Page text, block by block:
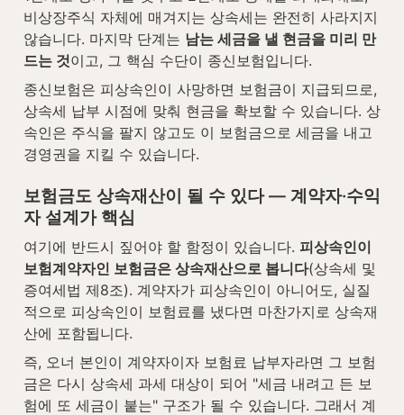
비상장주식 자체에 매겨지는 상속세는 완전히 사라지지
않습니다. 마지막 단계는 남는 세금을 낼 현금을 미리 만
드는 것이고, 그 핵심 수단이 종신보험입니다.
종신보험은 피상속인이 사망하면 보험금이 지급되므로,
상속세 납부 시점에 맞춰 현금을 확보할 수 있습니다. 상
속인은 주식을 팔지 않고도 이 보험금으로 세금을 내고
경영권을 지킬 수 있습니다.
보험금도 상속재산이 될 수 있다 — 계약자·수익
자 설계가 핵심
여기에 반드시 짚어야 할 함정이 있습니다. 피상속인이
보험계약자인 보험금은 상속재산으로 봅니다(상속세 및
증여세법 제8조). 계약자가 피상속인이 아니어도, 실질
적으로 피상속인이 보험료를 냈다면 마찬가지로 상속재
산에 포함됩니다.
즉, 오너 본인이 계약자이자 보험료 납부자라면 그 보험
금은 다시 상속세 과세 대상이 되어 "세금 내려고 든 보
험에 또 세금이 붙는" 구조가 될 수 있습니다. 그래서 계